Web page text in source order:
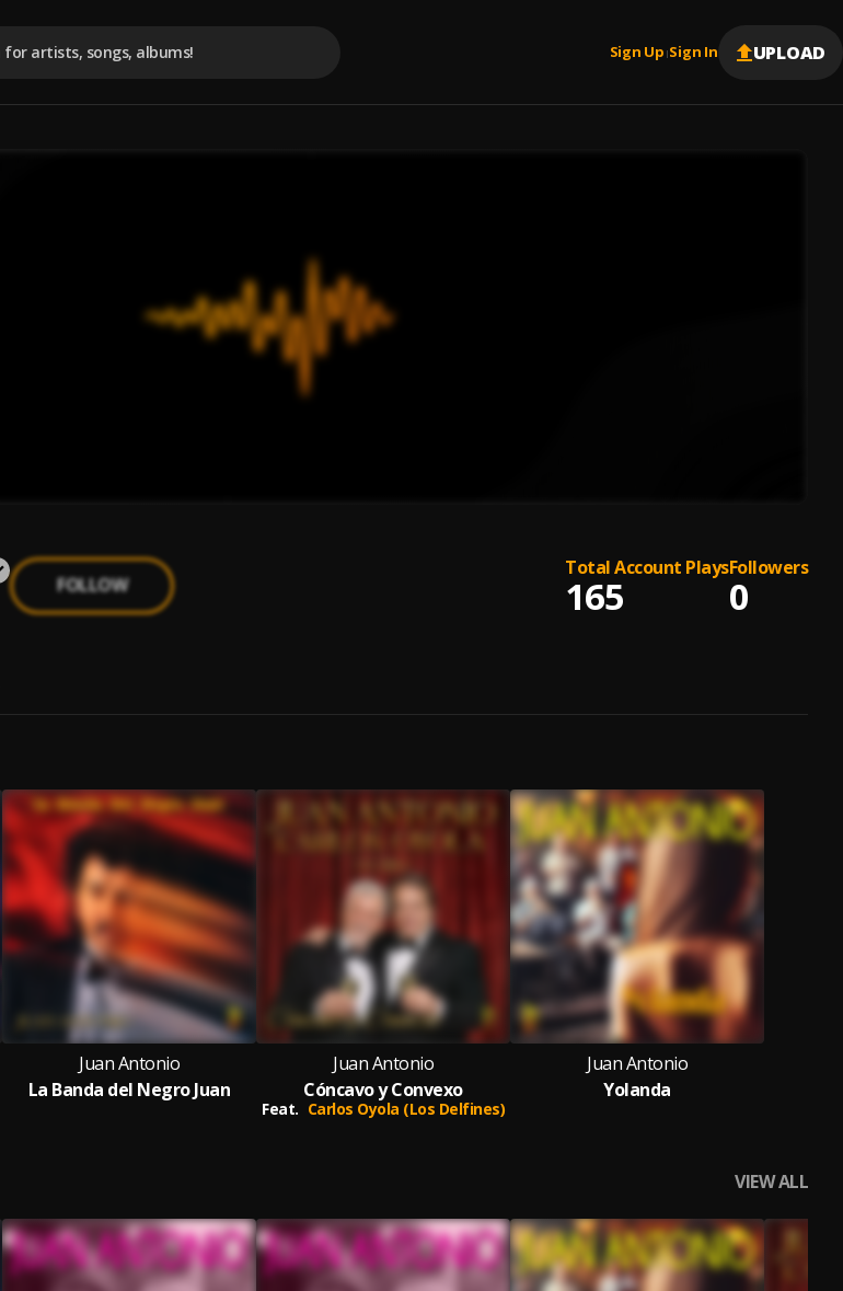
Sign Up |Sign In UPLOAD
FOLLOW
Total Account Plays
165
Followers
0
Juan Antonio
La Banda del Negro Juan
Juan Antonio
Cóncavo y Convexo
Feat. Carlos Oyola (Los Delfines)
Juan Antonio
Yolanda
VIEW ALL